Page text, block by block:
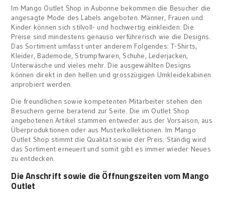
Im Mango Outlet Shop in Aubonne bekommen die Besucher die
angesagte Mode des Labels angeboten. Männer, Frauen und
Kinder können sich stilvoll- und hochwertig einkleiden. Die
Preise sind mindestens genauso verführerisch wie die Designs.
Das Sortiment umfasst unter anderem Folgendes: T-Shirts,
Kleider, Bademode, Strumpfwaren, Schuhe, Lederjacken,
Unterwäsche und vieles mehr. Die ausgewählten Designs
können direkt in den hellen und grosszügigen Umkleidekabinen
anprobiert werden.
Die freundlichen sowie kompetenten Mitarbeiter stehen den
Besuchern gerne beratend zur Seite. Die im Outlet Shop
angebotenen Artikel stammen entweder aus der Vorsaison, aus
Überproduktionen oder aus Musterkollektionen. Im Mango
Outlet Shop stimmt die Qualität sowie der Preis. Ständig wird
das Sortiment erneuert und somit gibt es immer wieder Neues
zu entdecken.
Die Anschrift sowie die Öffnungszeiten vom Mango
Outlet